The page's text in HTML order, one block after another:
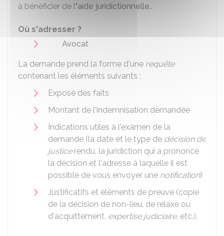
à bénéficier de l'aide juridictionnelle.
Où s'adresser ?
Avocat
La demande prend la forme d'une requête
contenant les éléments suivants :
Exposé des faits
Montant de l'indemnisation demandée
Indications utiles à l'examen de la
demande (la date et le type de décision de
justicerendu, la juridiction qui a prononcé
la décision et l'adresse à laquelle il est
possible de vous envoyer une notification)
Justificatifs et éléments de preuve (copie
de la décision de non-lieu, de relaxe ou
d'acquittement, expertise judiciaire, etc.).